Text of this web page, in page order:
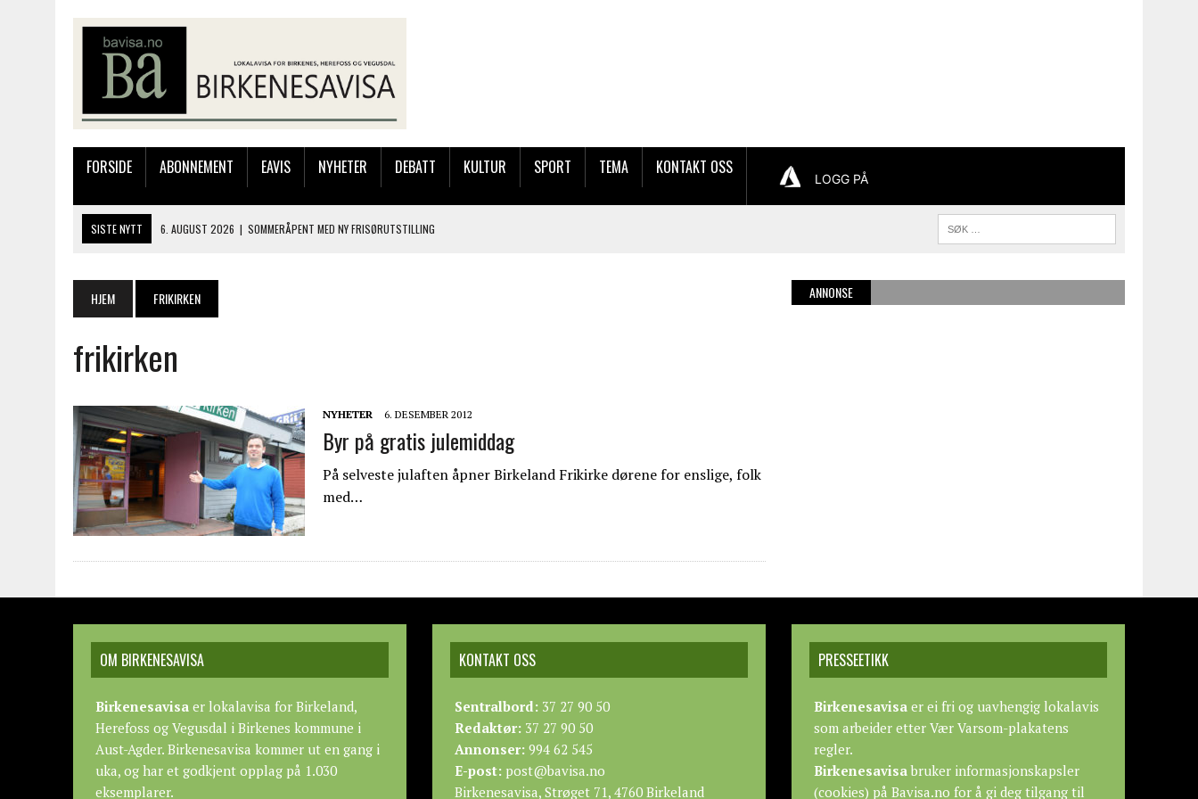
FORSIDE ABONNEMENT EAVIS NYHETER DEBATT KULTUR SPORT TEMA KONTAKT OSS
LOGG PÅ
SISTE NYTT 6. AUGUST 2026 | SOMMERÅPENT MED NY FRISØRUTSTILLING
4. AUGUST 2026 | MUSIKANTER FRA BIRKELAND STORKOSTE SEG PÅ LYNGDALSKURSENE
6. AUGUST 2026
HJEM FRIKIRKEN
frikirken
NYHETER 6. DESEMBER 2012
Byr på gratis julemiddag
På selveste julaften åpner Birkeland Frikirke dørene for enslige, folk
med…
ANNONSE
OM BIRKENESAVISA
Birkenesavisa er lokalavisa for Birkeland,
Herefoss og Vegusdal i Birkenes kommune i
Aust-Agder. Birkenesavisa kommer ut en gang i
uka, og har et godkjent opplag på 1.030
eksemplarer.
KONTAKT OSS
Sentralbord: 37 27 90 50
Redaktør: 37 27 90 50
Annonser: 994 62 545
E-post: post@bavisa.no
Birkenesavisa, Strøget 71, 4760 Birkeland
PRESSEETIKK
Birkenesavisa er ei fri og uavhengig lokalavis
som arbeider etterVær Varsom-plakatens
regler.
Birkenesavisabruker informasjonskapsler
(cookies) på Bavisa.no for å gi deg tilgang til